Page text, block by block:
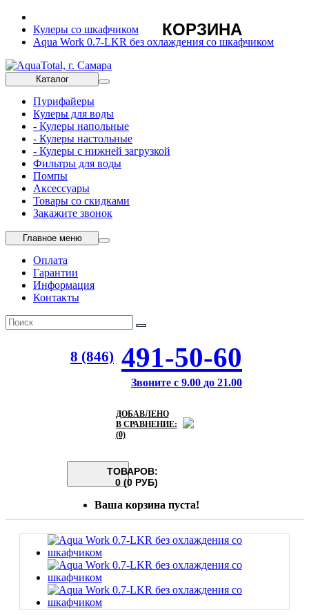
Кулеры со шкафчиком
Aqua Work 0.7-LKR без охлаждения со шкафчиком
Каталог
Пурифайеры
Кулеры для воды
- Кулеры напольные
- Кулеры настольные
- Кулеры с нижней загрузкой
Фильтры для воды
Помпы
Аксессуары
Товары со скидками
Закажите звонок
Главное меню
Оплата
Гарантии
Информация
Контакты
8 (846) 491-50-60
Звоните с 9.00 до 21.00
ДОБАВЛЕНО
В СРАВНЕНИЕ:
(0)
ТОВАРОВ:
0 (0 РУБ)
КОРЗИНА
Ваша корзина пуста!